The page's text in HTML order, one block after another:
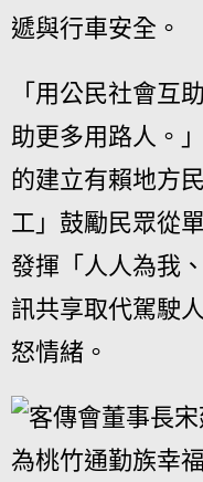
遞與行車安全。
「用公民社會互
助更多用路人。
的建立有賴地方
工」鼓勵民眾從
發揮「人人為我
訊共享取代駕駛
怒情緒。